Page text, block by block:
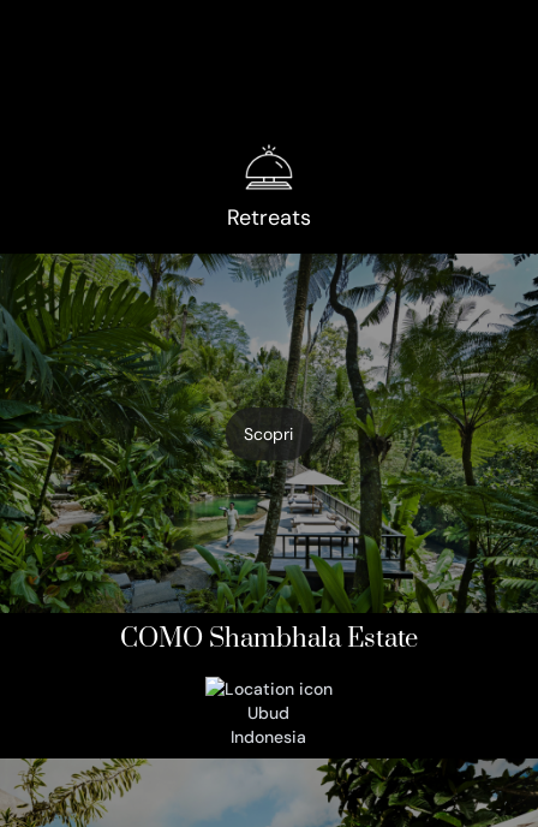
Retreats
Scopri
COMO Shambhala Estate
Ubud
Indonesia